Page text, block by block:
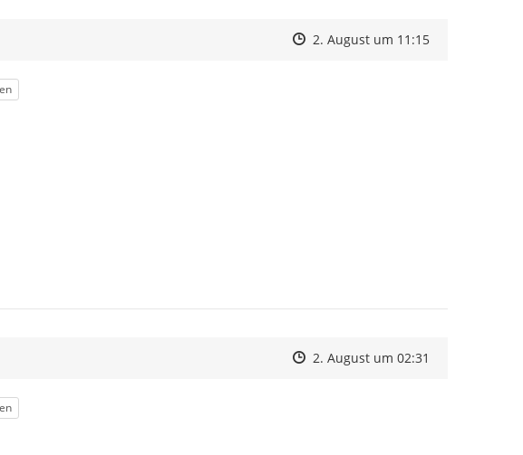
Zeitpunkt des Erstellens
Zeitpunkt des Erstellens
2. August um 11:15Zur Äußerung
Zeitpunkt des Erstellens
Zeitpunkt des Erstellens
2. August um 02:31